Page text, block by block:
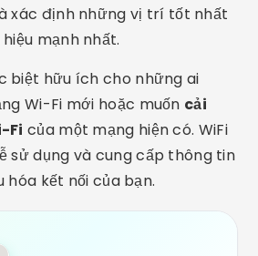
xác định những vị trí tốt nhất
mạnh nhất.
biệt hữu ích cho những ai
Wi-Fi mới hoặc muốn cải
Fi của một mạng hiện có. WiFi
sử dụng và cung cấp thông tin
kết nối của bạn.